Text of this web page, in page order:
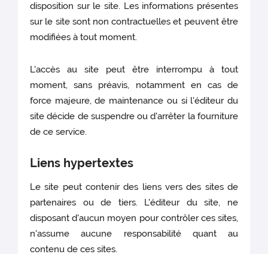
disposition sur le site. Les informations présentes
sur le site sont non contractuelles et peuvent être
modifiées à tout moment.
L'accès au site peut être interrompu à tout
moment, sans préavis, notamment en cas de
force majeure, de maintenance ou si l'éditeur du
site décide de suspendre ou d'arrêter la fourniture
de ce service.
Liens hypertextes
Le site peut contenir des liens vers des sites de
partenaires ou de tiers. L'éditeur du site, ne
disposant d'aucun moyen pour contrôler ces sites,
n'assume aucune responsabilité quant au
contenu de ces sites.